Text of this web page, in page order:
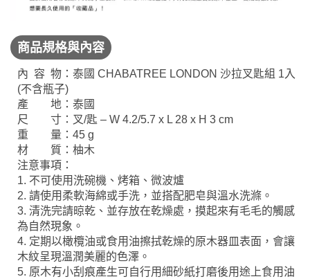
商品規格與內容
內 容 物：泰國 CHABATREE LONDON 沙拉叉匙組 1入
(不含瓶子)
產 地：泰國
尺 寸：叉/匙 – W 4.2/5.7 x L 28 x H 3 cm
重 量：45 g
材 質：柚木
注意事項：
1. 不可使用洗碗機、烤箱、微波爐
2. 請使用柔軟海綿或手洗，並搭配肥皂與溫水洗滌。
3. 清洗完請晾乾、並存放在乾燥處，摸起來有毛毛的觸感
為自然現象。
4. 定期以橄欖油或食用油擦拭乾燥的原木器皿表面，會讓
木紋呈現溫潤美麗的色澤。
5. 原木有小刮痕產生可自行用細砂紙打磨後用途上食用油